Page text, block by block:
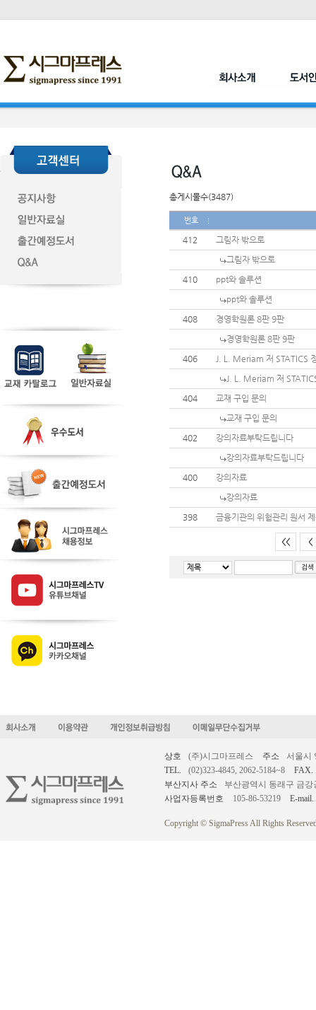
총게시물수(3487)
번호
412
그림자 밖으로
그림자 밖으로
410
ppt와 솔루션
ppt와 솔루션
408
경영학원론 8판 9판
경영학원론 8판 9판
406
J. L. Meriam 저 STATICS
J. L. Meriam 저
404
교재 구입 문의
교재 구입 문의
402
강의자료부탁드립니다
강의자료부탁드립니다
400
강의자료
강의자료
398
금융기관의 위험관리 원서
<< <
상호 (주)시그마프레스 주소
서울시
TEL.
(02)323-4845, 2062-5184~8
FAX.
부산지사 주소
부산광역시 동래구 금강
사업자등록번호
105-86-53219 E-mail.
Copyright © SigmaPress All Rights